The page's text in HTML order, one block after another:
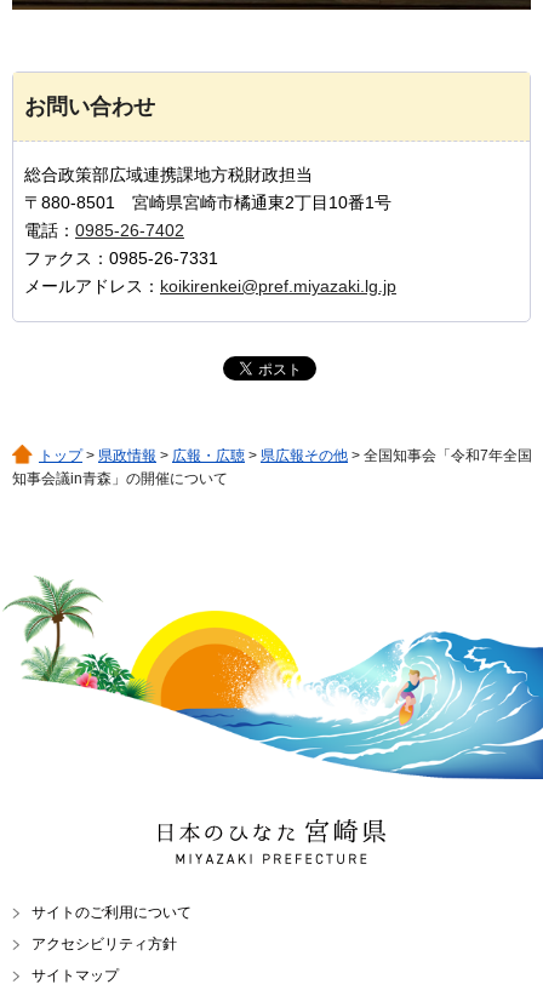
お問い合わせ
総合政策部広域連携課地方税財政担当
〒880-8501 宮崎県宮崎市橘通東2丁目10番1号
電話： 0985-26-7402
ファクス：0985-26-7331
メールアドレス： koikirenkei@pref.miyazaki.lg.jp
トップ> 県政情報 > 広報・広聴 > 県広報その他 > 全国知事会「令和7年全国
知事会議in青森」の開催について
日本のひなた 宮崎県
MIYAZAKI PREFECTURE
サイトのご利用について
アクセシビリティ方針
サイトマップ